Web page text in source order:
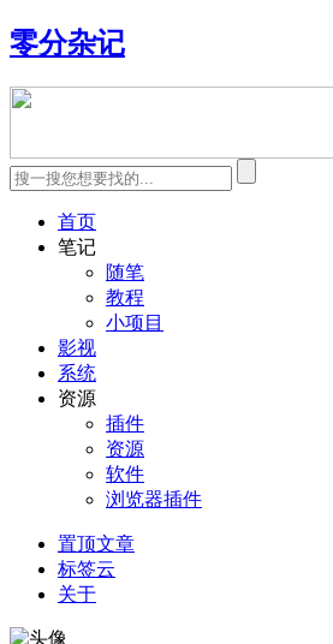
零分杂记
首页
笔记
随笔
教程
小项目
影视
系统
资源
插件
资源
软件
浏览器插件
置顶文章
标签云
关于